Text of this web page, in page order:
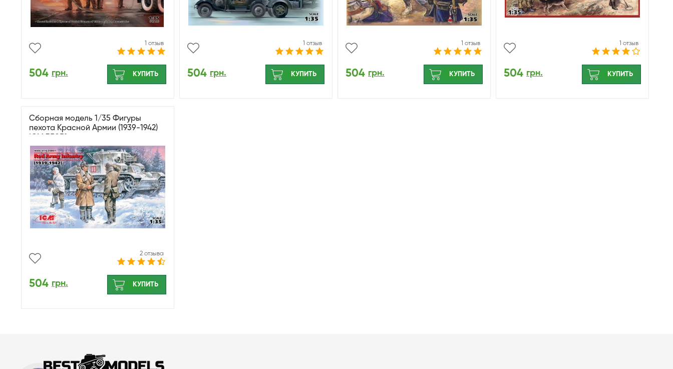
1 отзыв
504 грн. КУПИТЬ
1 отзыв
504 грн. КУПИТЬ
1 отзыв
504 грн. КУПИТЬ
1 отзыв
504 грн. КУПИТЬ
Сборная модель 1/35 Фигуры
пехота Красной Армии (1939-1942)
2 отзыва
504 грн. КУПИТЬ